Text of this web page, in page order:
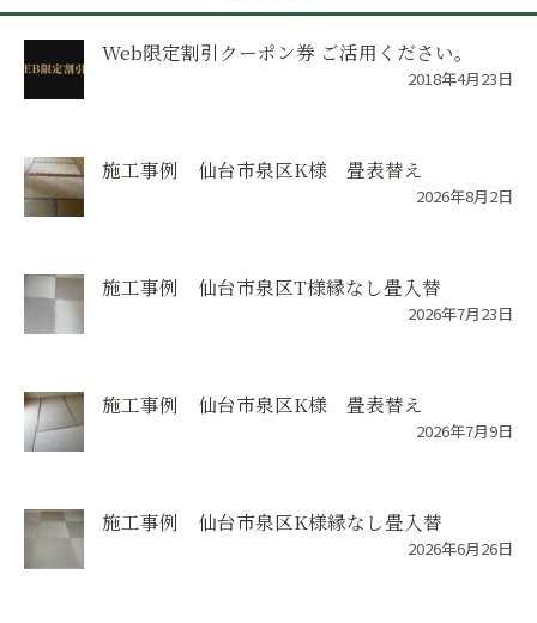
Web限定割引クーポン券 ご活用ください。
2018年4月23日
施工事例 仙台市泉区K様 畳表替え
2026年8月2日
施工事例 仙台市泉区T様縁なし畳入替
2026年7月23日
施工事例 仙台市泉区K様 畳表替え
2026年7月9日
施工事例 仙台市泉区K様縁なし畳入替
2026年6月26日